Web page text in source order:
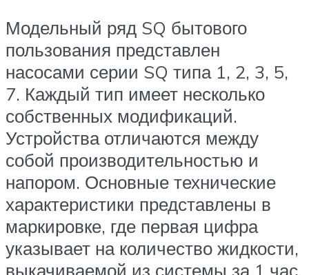
Модельный ряд SQ бытового
пользования представлен
насосами серии SQ типа 1, 2, 3, 5,
7. Каждый тип имеет несколько
собственных модификаций.
Устройства отличаются между
собой производительностью и
напором. Основные технические
характеристики представлены в
маркировке, где первая цифра
указывает на количество жидкости,
выкачиваемой из системы за 1 час,